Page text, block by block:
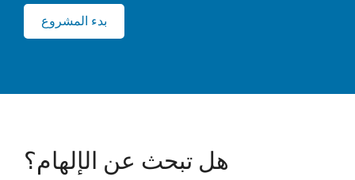
بدء المشروع
هل تبحث عن الإلهام؟